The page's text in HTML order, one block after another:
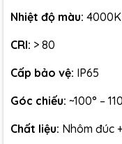
Nhiệt độ màu:
CRI: > 80
Cấp bảo vệ: IP65
Góc chiếu: ~100° –
Chất liệu: Nhôm đúc